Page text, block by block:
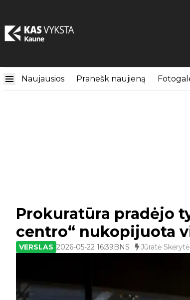
Naujausios Pranešk naujieną
Prokuratūra pradėjo
centro“ nukopijuota
VERSLAS 2026-05-22 16:39BNS Jūratė Skėrytė